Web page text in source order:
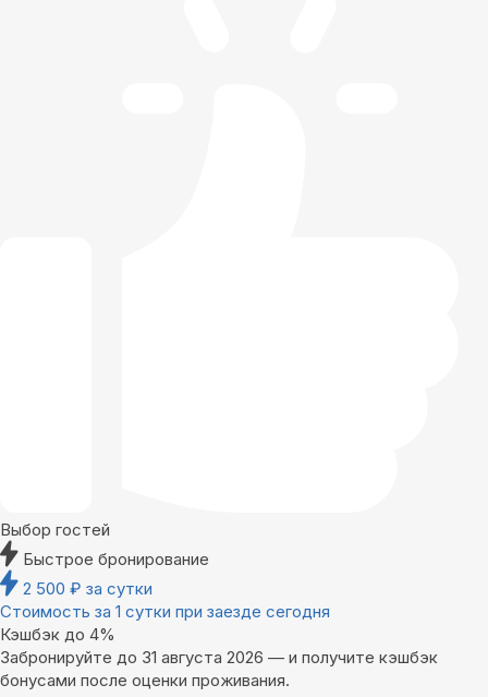
Выбор гостей
Быстрое бронирование
2 500 ₽ за сутки
Стоимость за 1 сутки при заезде сегодня
Кэшбэк до 4%
Забронируйте до 31 августа 2026 — и получите кэшбэк
бонусами после оценки проживания.